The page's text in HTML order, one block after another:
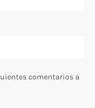
comentarios a